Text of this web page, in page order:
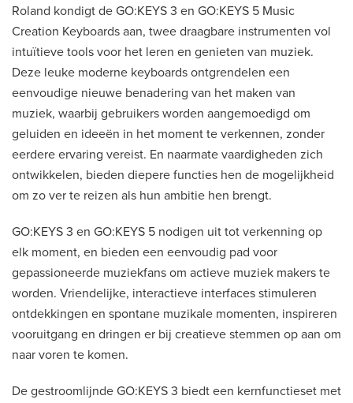
Roland kondigt de GO:KEYS 3 en GO:KEYS 5 Music
Creation Keyboards aan, twee draagbare instrumenten vol
intuïtieve tools voor het leren en genieten van muziek.
Deze leuke moderne keyboards ontgrendelen een
eenvoudige nieuwe benadering van het maken van
muziek, waarbij gebruikers worden aangemoedigd om
geluiden en ideeën in het moment te verkennen, zonder
eerdere ervaring vereist. En naarmate vaardigheden zich
ontwikkelen, bieden diepere functies hen de mogelijkheid
om zo ver te reizen als hun ambitie hen brengt.
GO:KEYS 3 en GO:KEYS 5 nodigen uit tot verkenning op
elk moment, en bieden een eenvoudig pad voor
gepassioneerde muziekfans om actieve muziek makers te
worden. Vriendelijke, interactieve interfaces stimuleren
ontdekkingen en spontane muzikale momenten, inspireren
vooruitgang en dringen er bij creatieve stemmen op aan om
naar voren te komen.
De gestroomlijnde GO:KEYS 3 biedt een kernfunctieset met